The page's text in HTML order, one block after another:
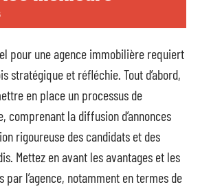
pour une agence immobilière requiert
stratégique et réfléchie. Tout d’abord,
en place un processus de
comprenant la diffusion d’annonces
rigoureuse des candidats et des
Mettez en avant les avantages et les
l’agence, notamment en termes de